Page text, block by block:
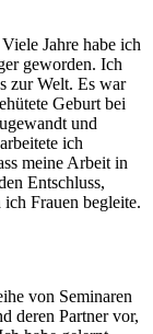
Jahre habe ich
geworden. Ich
zur Welt. Es war
Geburt bei
und
ich
meine Arbeit in
Entschluss,
Frauen begleite.
von Seminaren
deren Partner vor,